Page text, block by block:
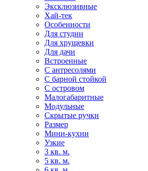
Эксклюзивные
Хай-тек
Особенности
Для студии
Для хрущевки
Для дачи
Встроенные
С антресолями
С барной стойкой
С островом
Малогабаритные
Модульные
Скрытые ручки
Размер
Мини-кухни
Узкие
3 кв. м.
5 кв. м.